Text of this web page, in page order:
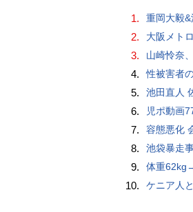
1. 重岡大毅
2. 大阪メト
3. 山崎怜奈
4. 性被害者
5. 池田直人
6. 児ポ動画
7. 容態悪化
8. 池袋暴走
9. 体重
10. ケニア人